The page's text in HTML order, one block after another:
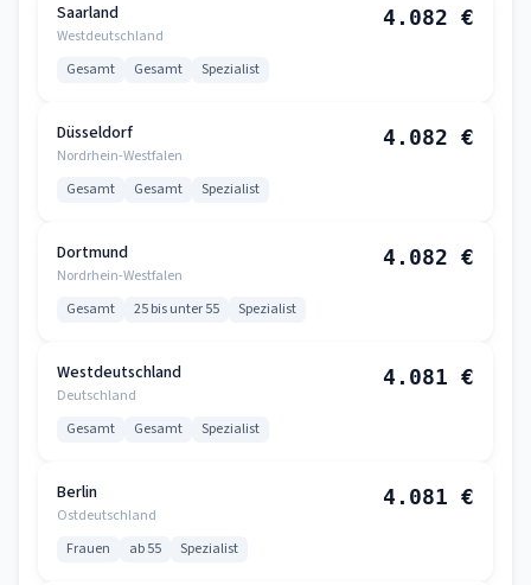
Saarland
Westdeutschland
4.082 €
Gesamt Gesamt Spezialist
Düsseldorf
Nordrhein-Westfalen
4.082 €
Gesamt Gesamt Spezialist
Dortmund
Nordrhein-Westfalen
4.082 €
Gesamt 25 bis unter 55 Spezialist
Westdeutschland
Deutschland
4.081 €
Gesamt Gesamt Spezialist
Berlin
Ostdeutschland
4.081 €
Frauen ab 55 Spezialist